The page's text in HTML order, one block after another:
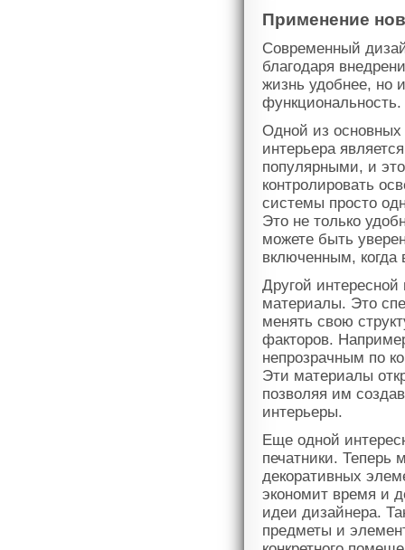
Применение
Современный
благодаря
жизнь удобнее, но
функциональность.
Одной из основных
интерьера
популярными, и
контролировать
системы просто
Это не только
можете быть
включенным,
Другой
материалы. Это
менять свою
факторов.
непрозрачным по
Эти материалы
позволяя им
интерьеры.
Еще одной
печатники. Теперь
декоративных
экономит время и
идеи дизайнера.
предметы и